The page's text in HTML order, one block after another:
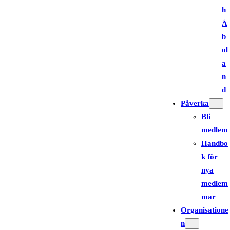
h
Å
b
ol
a
n
d
Påverka
Bli
medlem
Handbo
k för
nya
medlem
mar
Organisatione
n